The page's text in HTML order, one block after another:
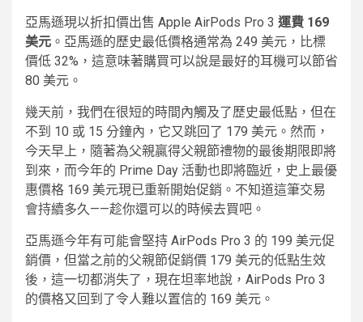
亞馬遜現以折扣價出售 Apple AirPods Pro 3 運費 169
美元 。亞馬遜的歷史最低價格通常為 249 美元，比標
價低 32%，這意味著購買可以說是最好的耳機可以節省
80 美元。
幾天前，我們在很短的時間內觸及了歷史最低點，但在
不到 10 或 15 分鐘內，它又跳回了 179 美元。然而，
今天早上，隨著為父親贏得父親節禮物的最後期限即將
到來，而今年的 Prime Day 活動也即將臨近，史上最優
惠價格 169 美元現已重新開始促銷。不知道這筆交易
會持續多久——趁你還可以的時候去買吧。
亞馬遜今年有可能會堅持 AirPods Pro 3 的 199 美元促
銷價，但當之前的父親節促銷價 179 美元的低點生效
後，這一切都消失了，現在坦率地說，AirPods Pro 3
的價格又回到了令人難以置信的 169 美元。